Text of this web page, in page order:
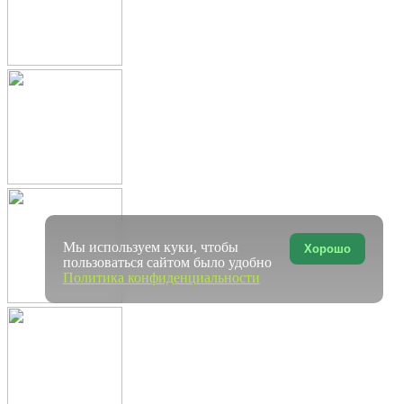
Хорошо
Мы используем куки, чтобы
пользоваться сайтом было удобно
Политика конфиденциальности